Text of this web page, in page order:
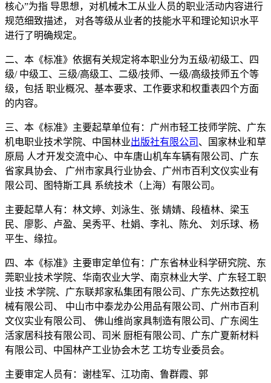
核心”为指 导思想，对机械木工从业人员的职业活动内容进行
规范细致描述， 对各等级从业者的技能水平和理论知识水平
进行了明确规定。
二、本《标准》依据有关规定将本职业分为五级/初级工、四
级/ 中级工、三级/高级工、二级/技师、一级/高级技师五个等
级，包括 职业概况、基本要求、工作要求和权重表四个方面
的内容。
三、本《标准》主要起草单位有：广州市轻工技师学院、广东
机电职业技术学院、中国林业出版社有限公司 、国家林业和草
原局 人才开发交流中心、中车唐山机车车辆有限公司、广东
省家具协会、 广州市家具行业协会、广州市百利文仪实业有
限公司、图特斯工具 系统技术（上海）有限公司。
主要起草人有：林文婷、刘泳生、张 婧婧、段植林、梁玉
民、廖影、卢盈、吴秀平、杜娟、李礼、陈允、 刘乐球、杨
平生、缘拉。
四、本《标准》主要审定单位有：广东省林业科学研究院、东
莞职业技术学院、华南农业大学、南京林业大学、广东轻工职
业技 术学院、广东联邦家私集团有限公司、广东先达数控机
械有限公司、 中山市中泰龙办公用品有限公司、广州市百利
文仪实业有限公司、 佛山维尚家具制造有限公司、广东阅生
活家居科技有限公司、司米 厨柜有限公司、广东广夏新材料
有限公司、中国林产工业协会木艺 工坊专业委员会。
主要审定人员有：谢桂军、江功南、鲁群霞、郭